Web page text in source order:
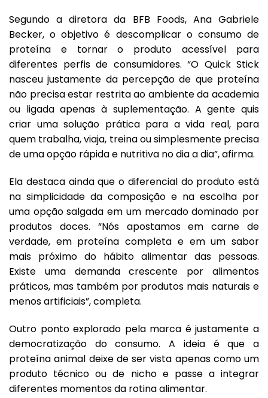
Segundo a diretora da BFB Foods, Ana Gabriele
Becker, o objetivo é descomplicar o consumo de
proteína e tornar o produto acessível para
diferentes perfis de consumidores. “O Quick Stick
nasceu justamente da percepção de que proteína
não precisa estar restrita ao ambiente da academia
ou ligada apenas à suplementação. A gente quis
criar uma solução prática para a vida real, para
quem trabalha, viaja, treina ou simplesmente precisa
de uma opção rápida e nutritiva no dia a dia”, afirma.
Ela destaca ainda que o diferencial do produto está
na simplicidade da composição e na escolha por
uma opção salgada em um mercado dominado por
produtos doces. “Nós apostamos em carne de
verdade, em proteína completa e em um sabor
mais próximo do hábito alimentar das pessoas.
Existe uma demanda crescente por alimentos
práticos, mas também por produtos mais naturais e
menos artificiais”, completa.
Outro ponto explorado pela marca é justamente a
democratização do consumo. A ideia é que a
proteína animal deixe de ser vista apenas como um
produto técnico ou de nicho e passe a integrar
diferentes momentos da rotina alimentar.